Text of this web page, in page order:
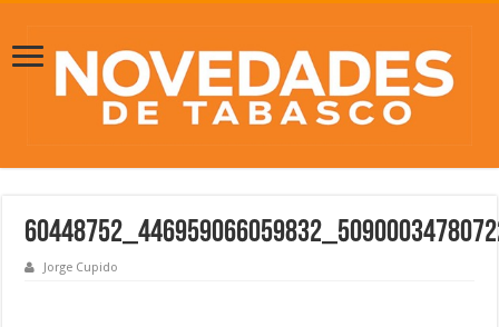
Jorge Cupido